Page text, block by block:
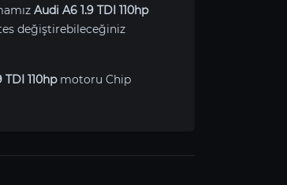
Audi A6 1.9 TDI 110hp
değiştirebileceğiniz
TDI 110hpmotoru Chip